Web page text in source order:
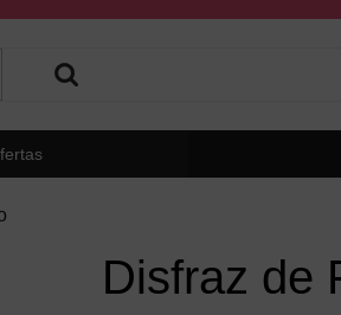
puedes utilizar las
Disfraz de